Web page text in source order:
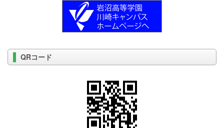
QRコード